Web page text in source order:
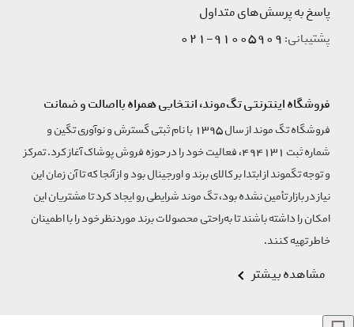
پاسخ به پرسش‌های متداول
پشتیبانی:91005909-021
فروشگاه اینترنتی تگ‌موند، انتخابی همراه بااصالت و ضمانت
فروشگاه تگ موند از سال 1395 با نام ثبتی گسترش و نوآوری تگین و
شماره ثبت 494131، فعالیت خود را در حوزه فروش پوشاک آغاز کرد. تمرکز
و توجه تگموند از ابتدا بر کالای برند و اورجینال بود و از آنجا که تا آن زمان این
نیاز در بازار تأمین نشده بود، تگ موند شرایطی رو ایجاد کرد تا مشتریان این
امکان را داشته باشند تا به‌راحتی محصولات برند مورد‌نظر خود را با اطمینان
خاطر تهیه کنند.
مشاهده بیشتر